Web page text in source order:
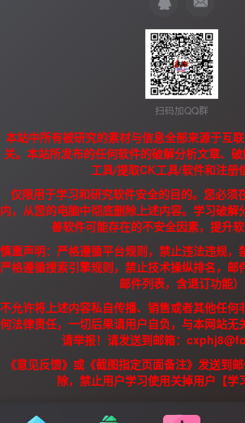
扫码加QQ群
本站中所有被研究的素材与信息全部来源于互
关。本站所发布的任何软件的破解分析文章、
工具/提取CK工具/软件和注册
仅限用于学习和研究软件安全的目的。您必须
内，从您的电脑中彻底删除上述内容。学习破解
善软件可能存在的不安全因素，提升软
慎重声明：严格遵循平台规则，禁止违法违规，
严格遵循搜索引擎规则，禁止技术操纵排名，邮
邮件列表，含退订功能）
不允许将上述内容私自传播、销售或者其他任何
何法律责任，一切后果请用户自负，与本网站无
请举报！请发送到邮箱：
《意见反馈》或《截图指定页面备注》发送到
除，禁止用户学习使用关掉用户【学